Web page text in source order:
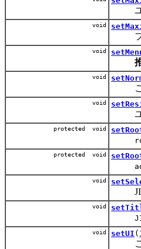
ユー
void
フレ
void
void
この
void
ユー
protected void
protected void
void
void
void setUI (
こ